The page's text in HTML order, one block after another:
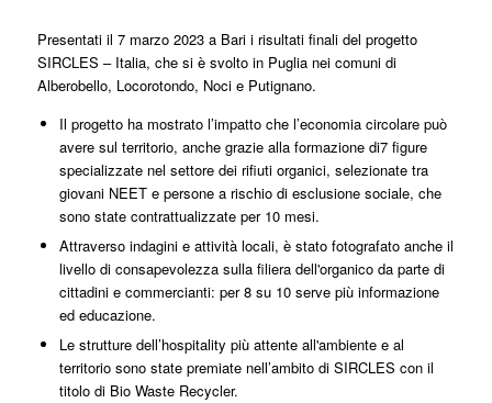
Presentati il 7 marzo 2023 a Bari i risultati finali del progetto
SIRCLES – Italia, che si è svolto in Puglia nei comuni di
Alberobello, Locorotondo, Noci e Putignano.
Il progetto ha mostrato l’impatto che l’economia circolare può
avere sul territorio, anche grazie alla formazione di7 figure
specializzate nel settore dei rifiuti organici, selezionate tra
giovani NEET e persone a rischio di esclusione sociale, che
sono state contrattualizzate per 10 mesi.
Attraverso indagini e attività locali, è stato fotografato anche il
livello di consapevolezza sulla filiera dell'organico da parte di
cittadini e commercianti: per 8 su 10 serve più informazione
ed educazione.
Le strutture dell’hospitality più attente all'ambiente e al
territorio sono state premiate nell’ambito di SIRCLES con il
titolo di Bio Waste Recycler.